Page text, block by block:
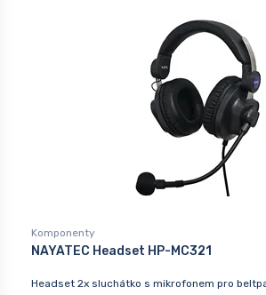
Komponenty
NAYATEC Headset HP-MC321
Headset 2x sluchátko s mikrofonem pro